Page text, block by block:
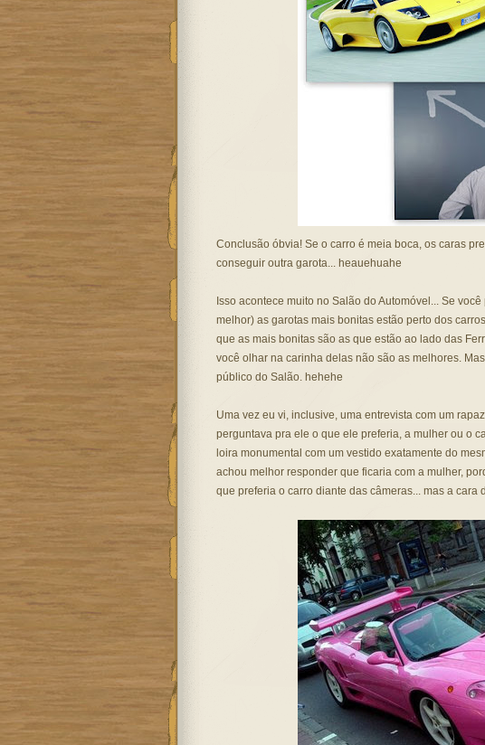
Conclusão óbvia! Se o carro é meia boca, os caras
conseguir outra garota... heauehuahe
Isso acontece muito no Salão do Automóvel... Se
melhor) as garotas mais bonitas estão perto dos
que as mais bonitas são as que estão ao lado das
você olhar na carinha delas não são as melhores.
público do Salão. hehehe
Uma vez eu vi, inclusive, uma entrevista com um
perguntava pra ele o que ele preferia, a mulher ou o
loira monumental com um vestido exatamente do
achou melhor responder que ficaria com a mulher,
que preferia o carro diante das câmeras... mas a